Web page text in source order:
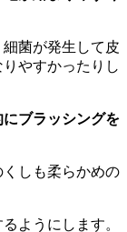
菌が発生して皮
やすかったりし
ブラッシングを
しも柔らかめの
ようにします。